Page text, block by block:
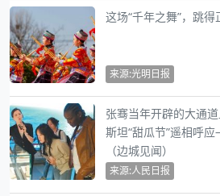
这场“千年之舞”，跳得
来源:光明日报
张骞当年开辟的大通
斯坦“甜瓜节”遥相呼
（边城见闻）
来源:人民日报